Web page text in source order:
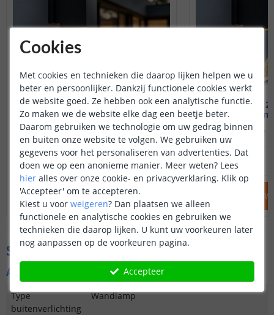
Solar up-down light Sverre
Warm wit - Recht
(457 reviews)
OP VOORRAAD 39,95
IN WINKELWAGEN
Voordeelset
Up-
OP VOORRAAD
IN
Specificaties
Algemene kenmerken
Type
buitenverlichting
Wandlamp
Cookies
Met cookies en technieken die daarop lijken helpen we u
beter en persoonlijker. Dankzij functionele cookies werkt
de website goed. Ze hebben ook een analytische functie.
Zo maken we de website elke dag een beetje beter.
Daarom gebruiken we technologie om uw gedrag binnen
en buiten onze website te volgen. We gebruiken uw
gegevens voor het personaliseren van advertenties. Dat
doen we op een anonieme manier. Meer weten? Lees
hier alles over onze cookie- en privacyverklaring. Klik op
'Accepteer' om te accepteren.
Kiest u voor weigeren? Dan plaatsen we alleen
functionele en analytische cookies en gebruiken we
technieken die daarop lijken. U kunt uw voorkeuren later
nog aanpassen op de voorkeuren pagina.
Accepteer